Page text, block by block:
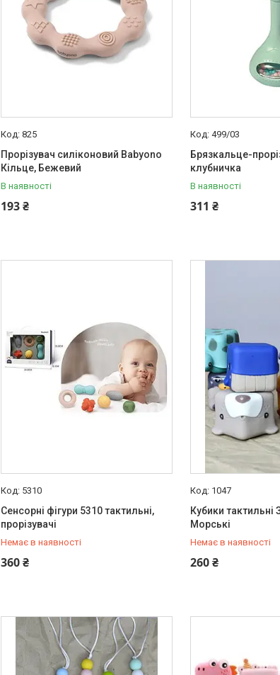
825
Прорізувач силіконовий Babyono
Кільце, Бежевий
В наявності
193 ₴
499/03
Брязкальце-
клубничка
В наявності
311 ₴
5310
Сенсорні фігури 5310 тактильні,
прорізувачі
Немає в наявності
360 ₴
+380 (97) 778-20-70
1047
Кубики тактильні
Морські
Немає в наявності
260 ₴
+380 (97) 778-20-70